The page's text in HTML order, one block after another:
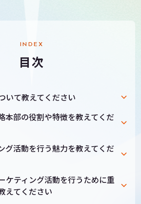
INDEX
目次
いて教えてください
本部の役割や特徴を教えてくだ
グ活動を行う魅力を教えてくだ
ケティング活動を行うために重
えてください